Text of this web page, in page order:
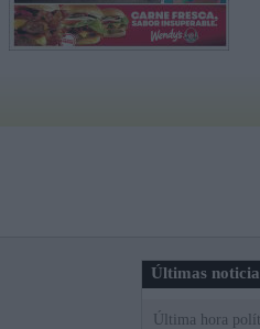
Últimas
Última hora